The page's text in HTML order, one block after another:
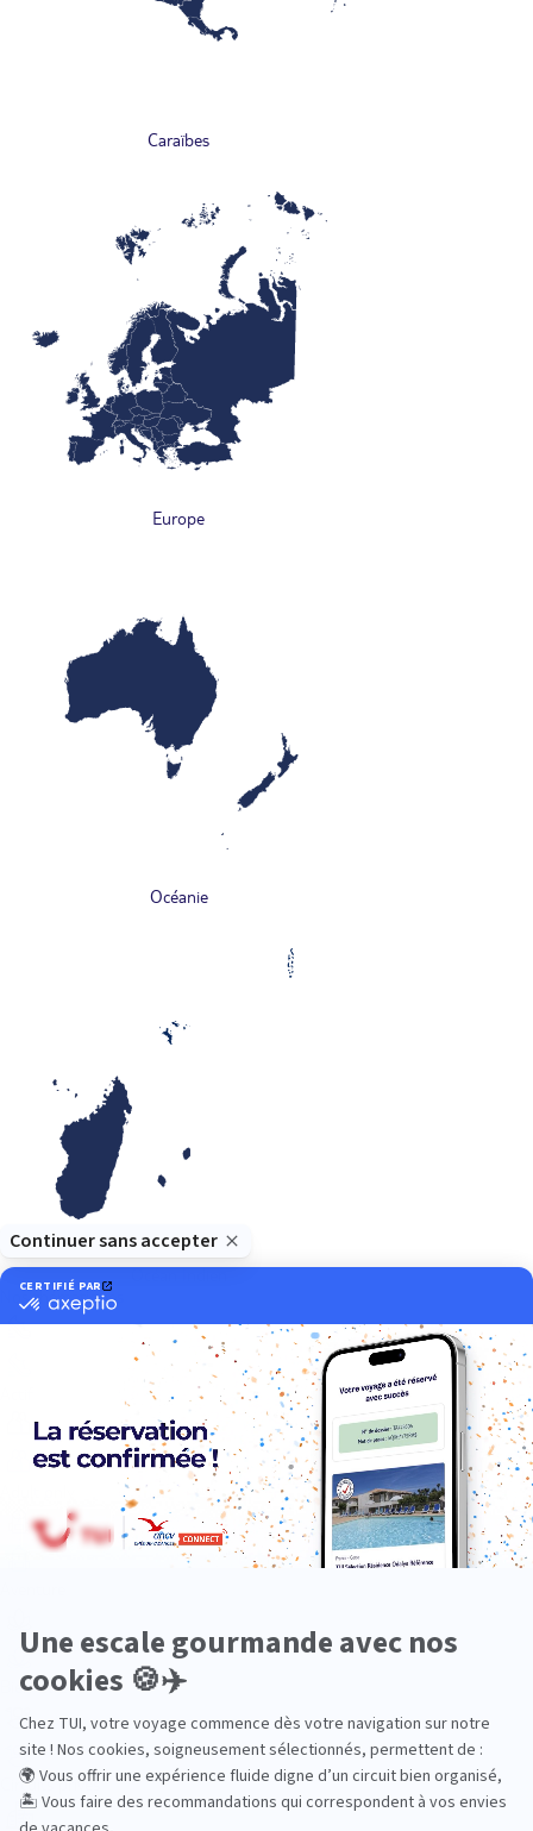
Caraïbes
Europe
Océanie
Nos thématiques
Bien-être
Circuits privés